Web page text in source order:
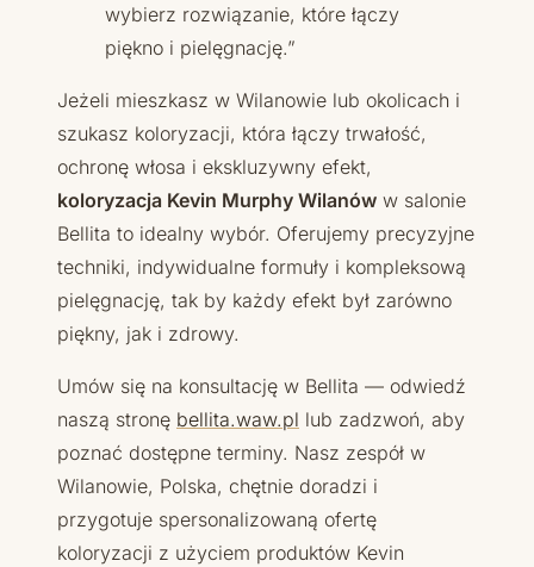
wybierz rozwiązanie, które łączy
piękno i pielęgnację.”
Jeżeli mieszkasz w Wilanowie lub okolicach i
szukasz koloryzacji, która łączy trwałość,
ochronę włosa i ekskluzywny efekt,
koloryzacja Kevin Murphy Wilanów w salonie
Bellita to idealny wybór. Oferujemy precyzyjne
techniki, indywidualne formuły i kompleksową
pielęgnację, tak by każdy efekt był zarówno
piękny, jak i zdrowy.
Umów się na konsultację w Bellita — odwiedź
naszą stronę bellita.waw.pl lub zadzwoń, aby
poznać dostępne terminy. Nasz zespół w
Wilanowie, Polska, chętnie doradzi i
przygotuje spersonalizowaną ofertę
koloryzacji z użyciem produktów Kevin